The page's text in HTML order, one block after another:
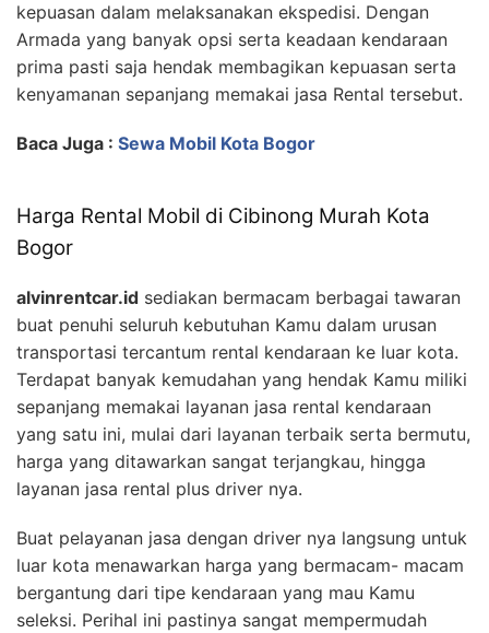
kepuasan dalam melaksanakan ekspedisi. Dengan
Armada yang banyak opsi serta keadaan kendaraan
prima pasti saja hendak membagikan kepuasan serta
kenyamanan sepanjang memakai jasa Rental tersebut.
Baca Juga : Sewa Mobil Kota Bogor
Harga Rental Mobil di Cibinong Murah Kota
Bogor
alvinrentcar.id sediakan bermacam berbagai tawaran
buat penuhi seluruh kebutuhan Kamu dalam urusan
transportasi tercantum rental kendaraan ke luar kota.
Terdapat banyak kemudahan yang hendak Kamu miliki
sepanjang memakai layanan jasa rental kendaraan
yang satu ini, mulai dari layanan terbaik serta bermutu,
harga yang ditawarkan sangat terjangkau, hingga
layanan jasa rental plus driver nya.
Buat pelayanan jasa dengan driver nya langsung untuk
luar kota menawarkan harga yang bermacam- macam
bergantung dari tipe kendaraan yang mau Kamu
seleksi. Perihal ini pastinya sangat mempermudah